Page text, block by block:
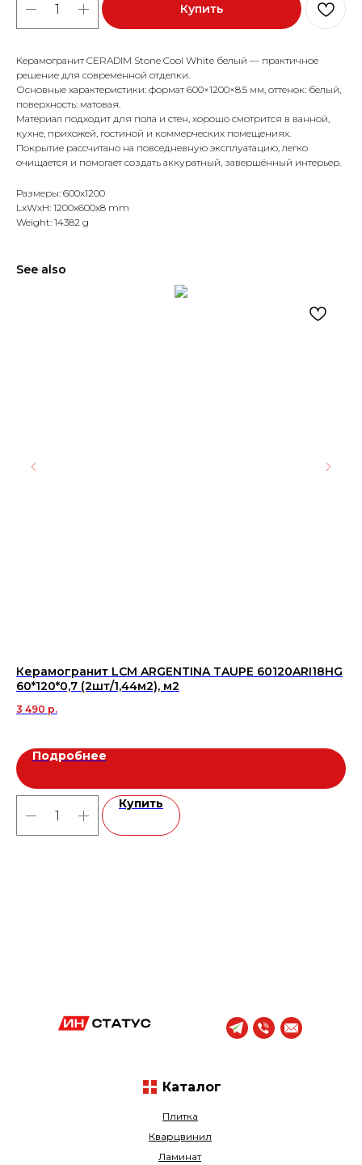
Купить
Керамогранит CERADIM Stone Cool White белый — практичное
решение для современной отделки.
Основные характеристики: формат 600×1200×8.5 мм, оттенок: белый,
поверхность: матовая.
Материал подходит для пола и стен, хорошо смотрится в ванной,
кухне, прихожей, гостиной и коммерческих помещениях.
Покрытие рассчитано на повседневную эксплуатацию, легко
очищается и помогает создать аккуратный, завершённый интерьер.
Размеры: 600x1200
LxWxH: 1200x600x8 mm
Weight: 14382 g
See also
Керамогранит LCM ARGENTINA TAUPE 60120ARI18HG
60*120*0,7 (2шт/1,44м2), м2
3 490 р.
Подробнее
Купить
Плитка
Кварцвинил
Ламинат
Каталог